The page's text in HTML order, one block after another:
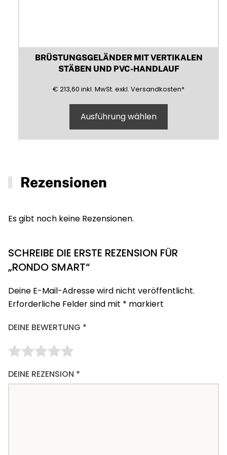
BRÜSTUNGSGELÄNDER MIT VERTIKALEN
STÄBEN UND PVC-HANDLAUF
€ 213,60 213,60
inkl. (inklusive)
MwSt. (Mehrwertsteuer)
exkl. (exklusive)
Versandkosten*
Ausführung wählen
Rezensionen
Es gibt noch keine Rezensionen.
SCHREIBE DIE ERSTE REZENSION FÜR
„RONDO SMART“
Deine E-Mail-Adresse wird nicht veröffentlicht.
Erforderliche Felder sind mit * markiert
DEINE BEWERTUNG *
DEINE REZENSION *